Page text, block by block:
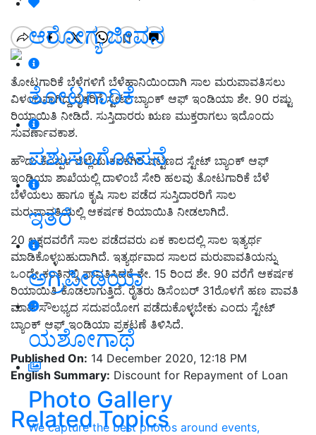
ಆರೋಗ್ಯ ಜೀವನ
ತೋಟಗಾರಿಕೆ
ಪಶುಸಂಗೋಪನೆ
ಇತರೆ
ಅಗ್ರಿಪೀಡಿಯಾ
ಯಶೋಗಾಥೆ
Photo Gallery
We capture the best photos around events,
ತೋಟಗಾರಿಕೆ ಬೆಳೆಗಳಿಗೆ ಬೆಳೆಹಾನಿಯಿಂದಾಗಿ ಸಾಲ ಮರುಪಾವತಿಸಲು
ವಿಳಂಬವಾಗಿದ್ದ ರೈತರಿಗೆ ಸ್ಟೇಟ್ ಬ್ಯಾಂಕ್ ಆಫ್ ಇಂಡಿಯಾ ಶೇ. 90 ರಷ್ಟು
ರಿಯಾಯಿತಿ ನೀಡಿದೆ. ಸುಸ್ತಿದಾರರು ಋಣ ಮುಕ್ತರಾಗಲು ಇದೊಂದು
ಸುವರ್ಣಾವಕಾಶ.
ಹೌದು ಕೊಪ್ಪಳ ಜಿಲ್ಲೆಯ ಕನಕಗಿರಿ ಪಟ್ಟಣದ ಸ್ಟೇಟ್ ಬ್ಯಾಂಕ್ ಆಫ್
ಇಂಡಿಯಾ ಶಾಖೆಯಲ್ಲಿ ದಾಳಿಂಬೆ ಸೇರಿ ಹಲವು ತೋಟಗಾರಿಕೆ ಬೆಳೆ
ಬೆಳೆಯಲು ಹಾಗೂ ಕೃಷಿ ಸಾಲ ಪಡೆದ ಸುಸ್ತಿದಾರರಿಗೆ ಸಾಲ
ಮರುಪಾವತಿಯಲ್ಲಿ ಆಕರ್ಷಕ ರಿಯಾಯಿತಿ ನೀಡಲಾಗಿದೆ.
20 ಲಕ್ಷದವರೆಗೆ ಸಾಲ ಪಡೆದವರು ಏಕ ಕಾಲದಲ್ಲಿ ಸಾಲ ಇತ್ಯರ್ಥ
ಮಾಡಿಕೊಳ್ಳಬಹುದಾಗಿದೆ. ಇತ್ಯರ್ಥವಾದ ಸಾಲದ ಮರುಪಾವತಿಯನ್ನು
ಒಂದೇ ಕಂತಿನಲ್ಲಿ ಪಾವತಿಸಿದರೆ ಶೇ. 15 ರಿಂದ ಶೇ. 90 ವರೆಗೆ ಆಕರ್ಷಕ
ರಿಯಾಯಿತಿ ಕೊಡಲಾಗುತ್ತಿದೆ. ರೈತರು ಡಿಸೆಂಬರ್ 31ರೊಳಗೆ ಹಣ ಪಾವತಿ
ಮಾಡಿ ಸೌಲಭ್ಯದ ಸದುಪಯೋಗ ಪಡೆದುಕೊಳ್ಳಬೇಕು ಎಂದು ಸ್ಟೇಟ್
ಬ್ಯಾಂಕ್ ಆಫ್ ಇಂಡಿಯಾ ಪ್ರಕಟಣೆ ತಿಳಿಸಿದೆ.
Published On: 14 December 2020, 12:18 PM
English Summary: Discount for Repayment of Loan
Related Topics